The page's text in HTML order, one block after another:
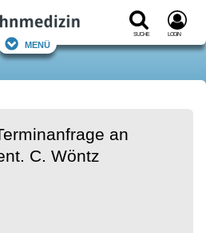
Suche Login
Menü
an
C. Wöntz